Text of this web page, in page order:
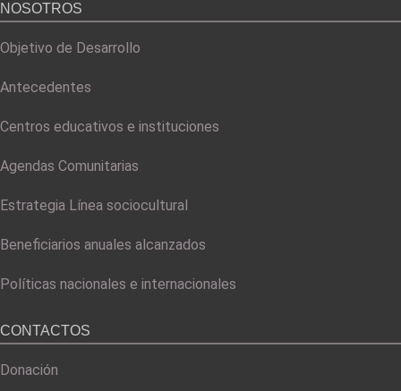
NOSOTROS
Objetivo de Desarrollo
Antecedentes
Centros educativos e instituciones
Agendas Comunitarias
Estrategia Línea sociocultural
Beneficiarios anuales alcanzados
Políticas nacionales e internacionales
CONTACTOS
Donación